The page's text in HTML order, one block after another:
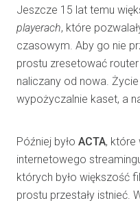
Jeszcze 15 lat temu
playerach, które
czasowym. Aby go nie
prostu zresetować
naliczany od nowa.
wypożyczalnie kaset, a
Później było ACTA, które
internetowego
których było większość
prostu przestały istnieć.